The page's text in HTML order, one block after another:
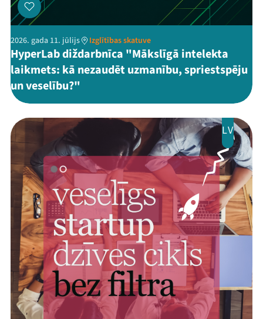
2026. gada 11. jūlijs Izglītības skatuve
HyperLab diždarbnīca "Mākslīgā intelekta
laikmets: kā nezaudēt uzmanību, spriestspēju
un veselību?"
LV